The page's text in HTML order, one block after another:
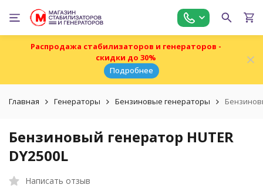
Распродажа стабилизаторов и генераторов -
скидки до 30%
Подробнее
Главная Генераторы Бензиновые генераторы
Бензиновый генератор HUTER
DY2500L
Написать отзыв